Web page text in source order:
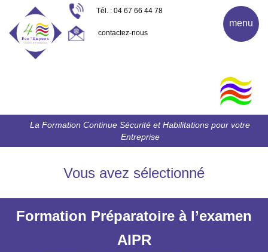
Tél. : 04 67 66 44 78
contactez-nous
La Formation Continue Sécurité et Habilitations pour votre
Entreprise
menu
Vous avez sélectionné
Formation Préparatoire à l’examen
AIPR